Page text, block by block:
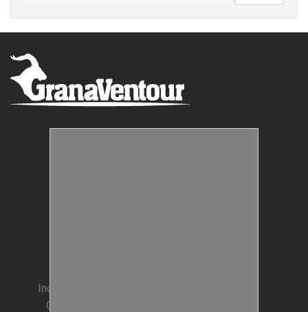
Incentivos para Empresas
Condiciones generales